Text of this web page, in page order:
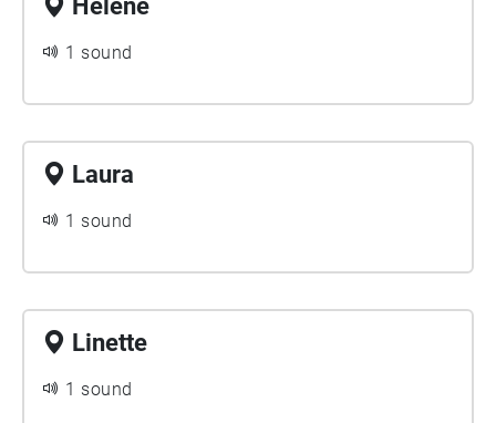
Helene
1 sound
Laura
1 sound
Linette
1 sound